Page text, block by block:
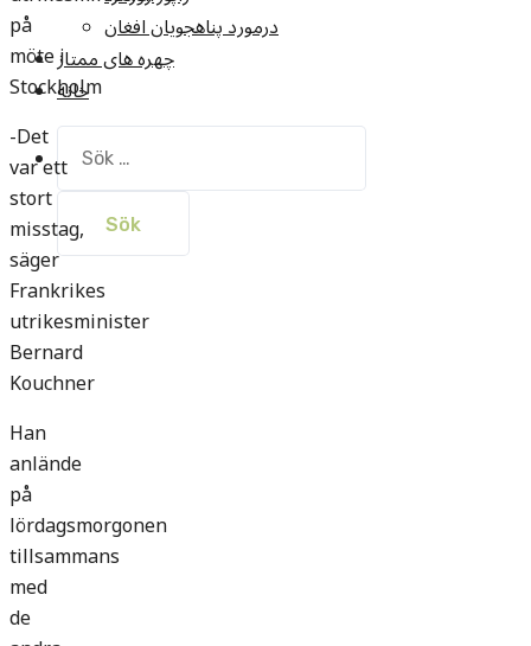
درمورد پناهجويان افغان
چهره های ممتاز
خانه
efter:
på
möte i
Stockholm
-Det
var ett
stort
misstag,
säger
Frankrikes
utrikesminister
Bernard
Kouchner
Han
anlände
på
lördagsmorgonen
tillsammans
med
de